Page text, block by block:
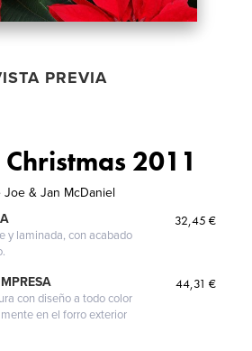
PREVIA
2011
Joe & Jan McDaniel
y laminada, con acabado
32,45 €
con diseño a todo color
en el forro exterior
44,31 €